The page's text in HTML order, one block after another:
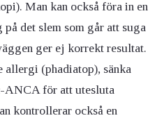
Man kan också föra in en
det slem som går att suga
ger ej korrekt resultat.
allergi (phadiatop), sänka
ANCA för att utesluta
kontrollerar också en